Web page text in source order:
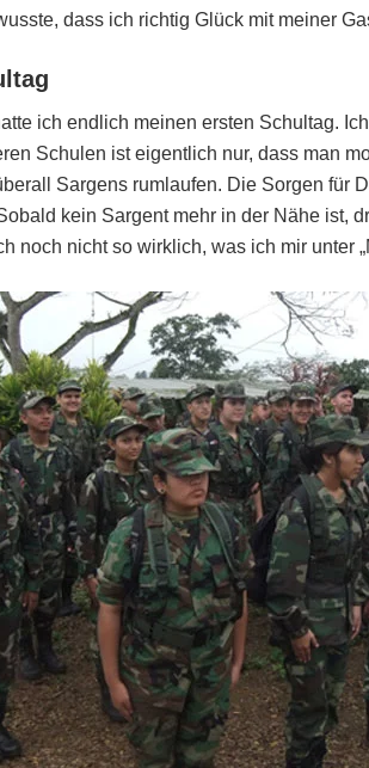
dass ich richtig Glück mit meiner
ich endlich meinen ersten Schultag.
Schulen ist eigentlich nur, dass man
Sargens rumlaufen. Die Sorgen für
kein Sargent mehr in der Nähe ist,
noch nicht so wirklich, was ich mir unter